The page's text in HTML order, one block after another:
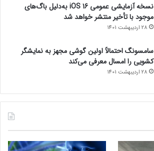
نسخه آزمایشی عمومی iOS 16 به‌دلیل باگ‌های
موجود با تأخیر منتشر خواهد شد
28 اردیبهشت 1401
سامسونگ احتمالاً اولین گوشی مجهز به نمایشگر
کشویی را امسال معرفی می‌کند
28 اردیبهشت 1401